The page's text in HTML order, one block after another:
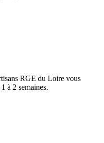
RGE du Loire vous
à 2 semaines.